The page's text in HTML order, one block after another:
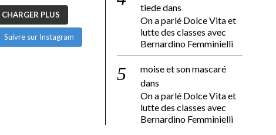
CHARGER PLUS
Suivre sur Instagram
tiededans
On a parlé Dolce Vita et
lutte des classes avec
Bernardino Femminielli
moise et son mascaré
dans
On a parlé Dolce Vita et
lutte des classes avec
Bernardino Femminielli